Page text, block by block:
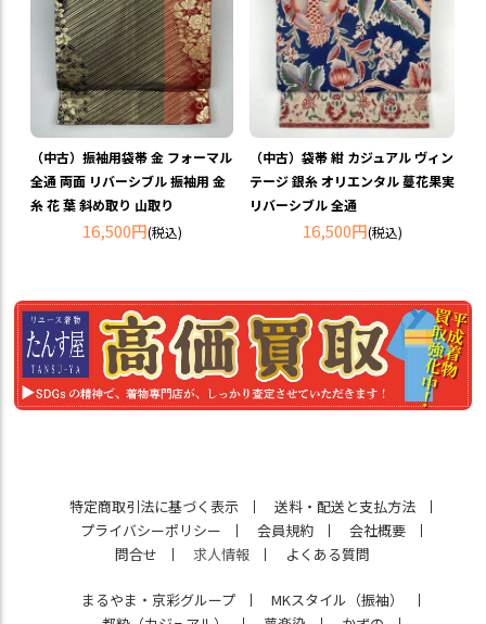
（中古）振袖用袋帯 金 フォーマル
全通 両面 リバーシブル 振袖用 金
糸 花 葉 斜め取り 山取り
16,500円(税込)
（中古）袋帯 紺 カジュアル ヴィン
テージ 銀糸 オリエンタル 蔓花果実
リバーシブル 全通
16,500円(税込)
特定商取引法に基づく表示
送料・配送と支払方法
プライバシーポリシー
会員規約
会社概要
問合せ
求人情報 よくある質問
まるやま・京彩グループ
MKスタイル（振袖）